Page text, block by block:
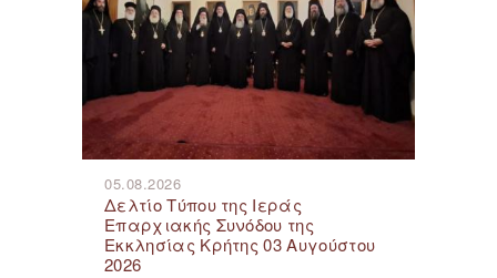
05.08.2026
Δελτίο Τύπου της Ιεράς
Επαρχιακής Συνόδου της
Εκκλησίας Κρήτης 03 Αυγούστου
2026